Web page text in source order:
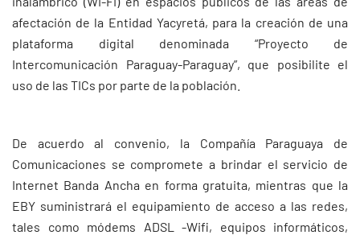
afectación de la Entidad Yacyretá, para la creación de una
plataforma digital denominada “Proyecto de
Intercomunicación Paraguay-Paraguay”, que posibilite el
uso de las TICs por parte de la población.
De acuerdo al convenio, la Compañía Paraguaya de
Comunicaciones se compromete a brindar el servicio de
Internet Banda Ancha en forma gratuita, mientras que la
EBY suministrará el equipamiento de acceso a las redes,
tales como módems ADSL -Wifi, equipos informáticos,